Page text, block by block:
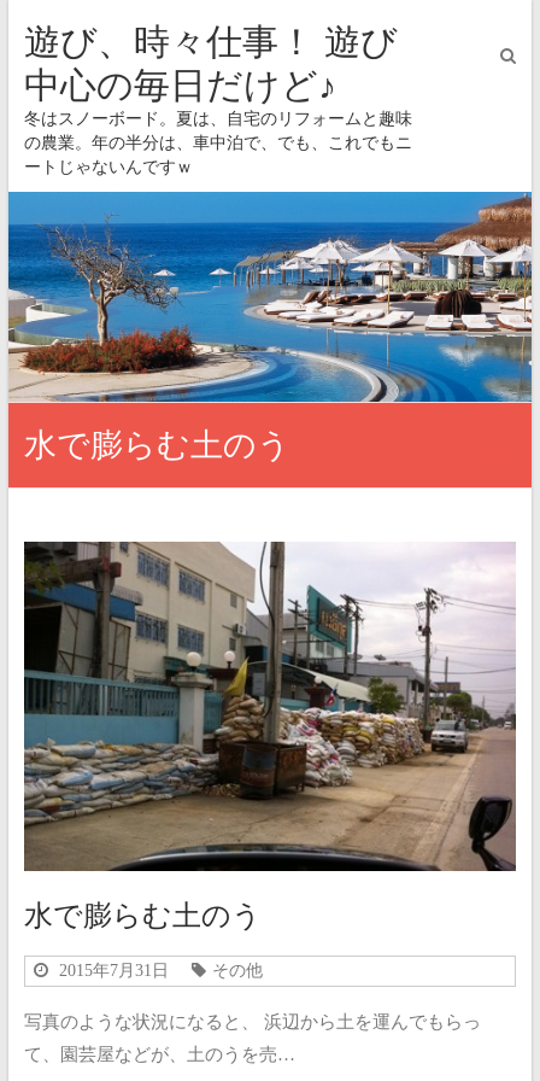
遊び、時々仕事！ 遊び
中心の毎日だけど♪
冬はスノーボード。夏は、自宅のリフォームと趣味
の農業。年の半分は、車中泊で、でも、これでもニ
ートじゃないんですｗ
水で膨らむ土のう
水で膨らむ土のう
2015年7月31日 その他
写真のような状況になると、 浜辺から土を運んでもらっ
て、園芸屋などが、土のうを売…